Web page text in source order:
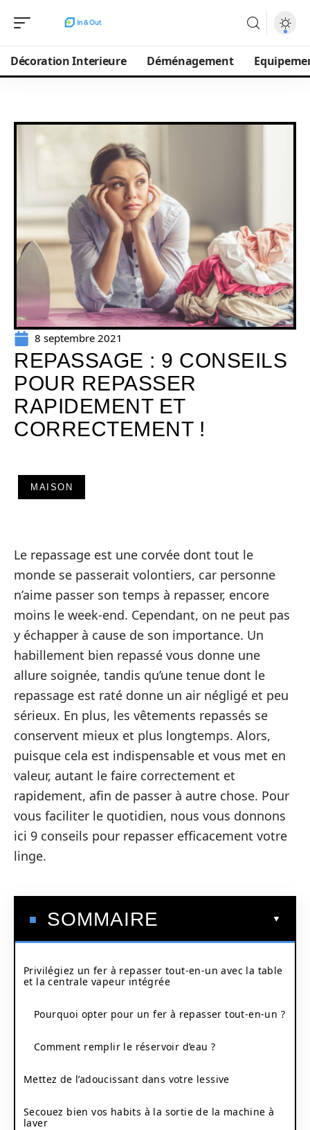
Décoration Interieure Déménagement
8 septembre 2021
REPASSAGE : 9 CONSEILS
POUR REPASSER
RAPIDEMENT ET
CORRECTEMENT !
MAISON
Le repassage est une corvée dont tout le
monde se passerait volontiers, car personne
n’aime passer son temps à repasser, encore
moins le week-end. Cependant, on ne peut pas
y échapper à cause de son importance. Un
habillement bien repassé vous donne une
allure soignée, tandis qu’une tenue dont le
repassage est raté donne un air négligé et peu
sérieux. En plus, les vêtements repassés se
conservent mieux et plus longtemps. Alors,
puisque cela est indispensable et vous met en
valeur, autant le faire correctement et
rapidement, afin de passer à autre chose. Pour
vous faciliter le quotidien, nous vous donnons
ici 9 conseils pour repasser efficacement votre
linge.
SOMMAIRE
Privilégiez un fer à repasser tout-en-un avec la table
et la centrale vapeur intégrée
Pourquoi opter pour un fer à repasser tout-en-un ?
Comment remplir le réservoir d’eau ?
Mettez de l’adoucissant dans votre lessive
Secouez bien vos habits à la sortie de la machine à
laver